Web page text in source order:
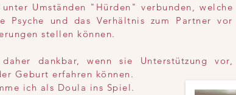
unter Umständen "Hürden" verbunden, welche
Psyche und das Verhältnis zum Partner vor
stellen können.
dankbar, wenn sie Unterstützung vor,
Geburt erfahren können.
ich als Doula ins Spiel.